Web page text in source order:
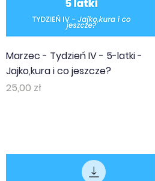
Marzec - Tydzień IV - 5-latki -
Jajko,kura i co jeszcze?
Cena
25,00 zł